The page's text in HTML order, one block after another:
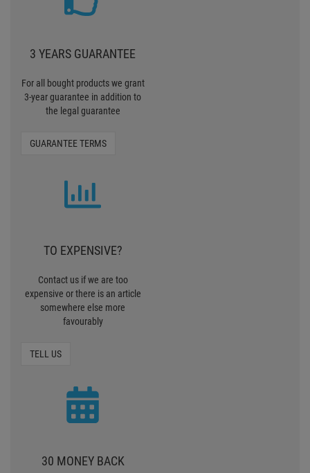
3 YEARS GUARANTEE
For all bought products we grant
3-year guarantee in addition to
the legal guarantee
GUARANTEE TERMS
TO EXPENSIVE?
Contact us if we are too
expensive or there is an article
somewhere else more
favourably
TELL US
30 MONEY BACK